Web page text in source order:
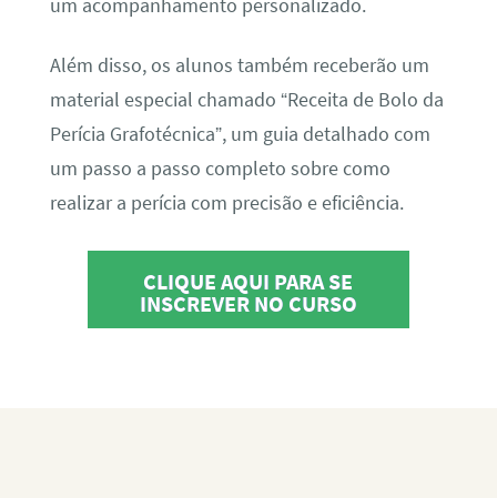
um acompanhamento personalizado.
Além disso, os alunos também receberão um
material especial chamado “Receita de Bolo da
Perícia Grafotécnica”, um guia detalhado com
um passo a passo completo sobre como
realizar a perícia com precisão e eficiência.
CLIQUE AQUI PARA SE
INSCREVER NO CURSO